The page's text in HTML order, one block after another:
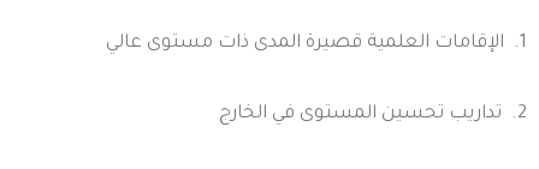
1. الإقامات العلمية قصيرة المدى ذات مستوى عالي
2. تداريب تحسين المستوى في الخارج